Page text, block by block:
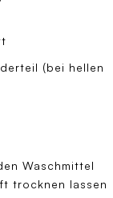
(bei hellen
Waschmittel
trocknen lassen